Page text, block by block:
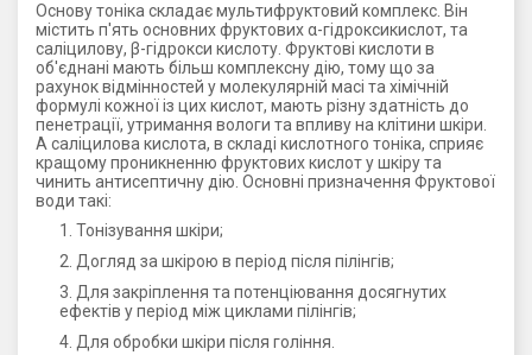
Основу тоніка складає мультифруктовий комплекс. Він
містить п'ять основних фруктових α-гідроксикислот, та
саліцилову, β-гідрокси кислоту. Фруктові кислоти в
об'єднані мають більш комплексну дію, тому що за
рахунок відмінностей у молекулярній масі та хімічній
формулі кожної із цих кислот, мають різну здатність до
пенетрації, утримання вологи та впливу на клітини шкіри.
А саліцилова кислота, в складі кислотного тоніка, сприяє
кращому проникненню фруктових кислот у шкіру та
чинить антисептичну дію. Основні призначення Фруктової
води такі:
Тонізування шкіри;
Догляд за шкірою в період після пілінгів;
Для закріплення та потенціювання досягнутих
ефектів у період між циклами пілінгів;
Для обробки шкіри після гоління.